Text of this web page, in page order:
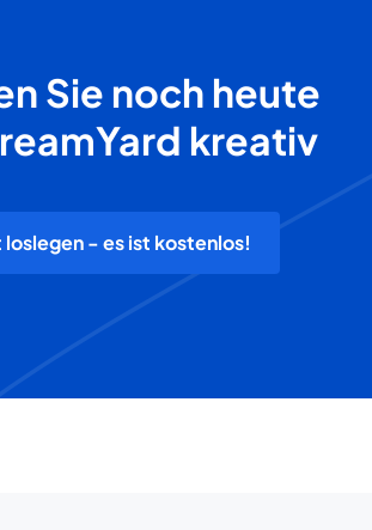
Sie noch heute
kreativ
loslegen - es ist kostenlos!